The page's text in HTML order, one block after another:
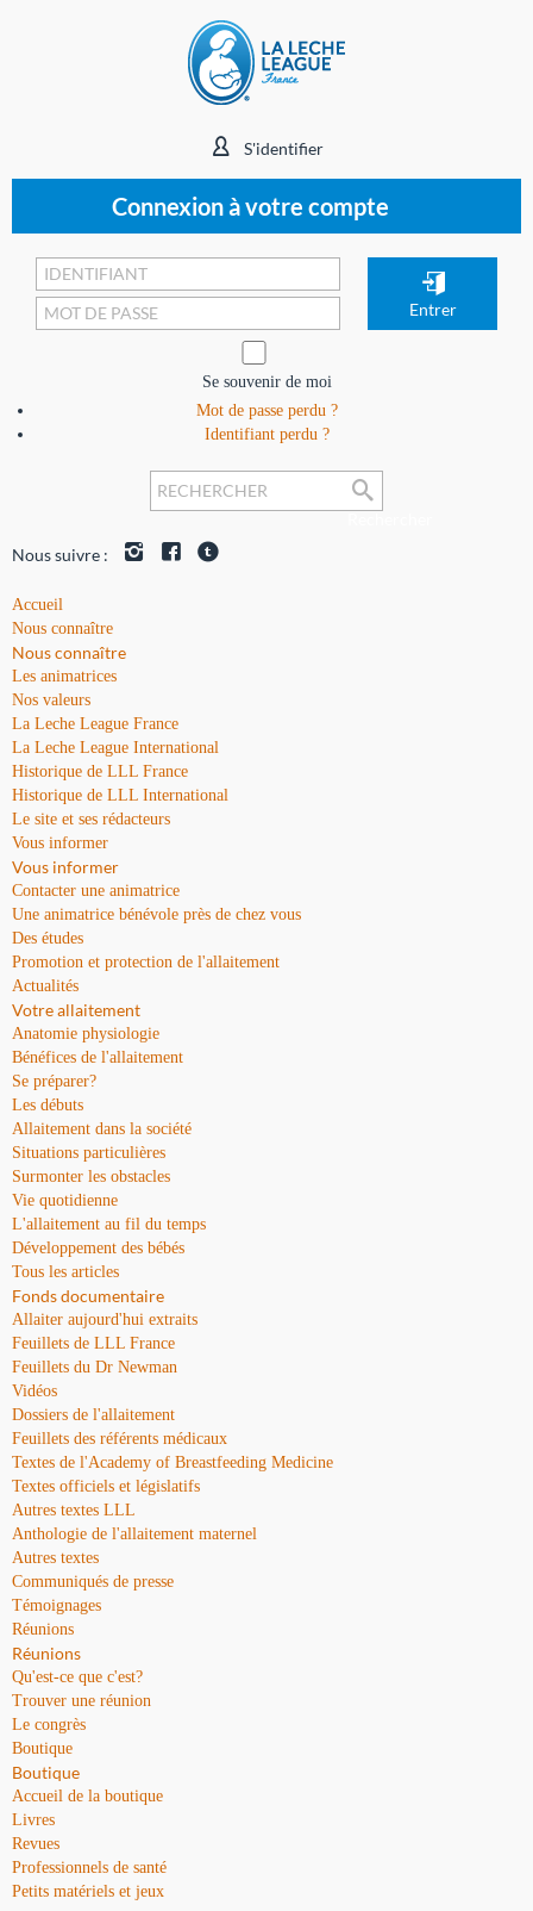
S'identifier
Connexion à votre compte
Se souvenir de moi
Mot de passe perdu ?
Identifiant perdu ?
Nous suivre :
Accueil
Nous connaître
Nous connaître
Les animatrices
Nos valeurs
La Leche League France
La Leche League International
Historique de LLL France
Historique de LLL International
Le site et ses rédacteurs
Vous informer
Vous informer
Contacter une animatrice
Une animatrice bénévole près de chez vous
Des études
Promotion et protection de l'allaitement
Actualités
Votre allaitement
Anatomie physiologie
Bénéfices de l'allaitement
Se préparer?
Les débuts
Allaitement dans la société
Situations particulières
Surmonter les obstacles
Vie quotidienne
L'allaitement au fil du temps
Développement des bébés
Tous les articles
Fonds documentaire
Allaiter aujourd'hui extraits
Feuillets de LLL France
Feuillets du Dr Newman
Vidéos
Dossiers de l'allaitement
Feuillets des référents médicaux
Textes de l'Academy of Breastfeeding Medicine
Textes officiels et législatifs
Autres textes LLL
Anthologie de l'allaitement maternel
Autres textes
Communiqués de presse
Témoignages
Réunions
Réunions
Qu'est-ce que c'est?
Trouver une réunion
Le congrès
Boutique
Boutique
Accueil de la boutique
Livres
Revues
Professionnels de santé
Petits matériels et jeux